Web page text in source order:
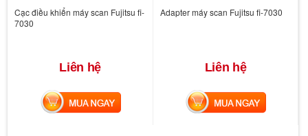
Cạc điều khiển máy scan Fujitsu fi-
7030
Liên hệ
MUA NGAY
Adapter máy scan Fujitsu fi-7030
Liên hệ
MUA NGAY